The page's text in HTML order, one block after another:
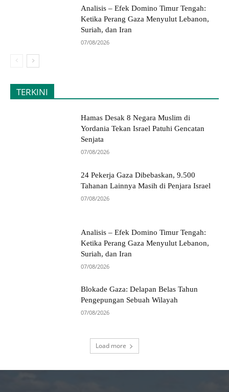
Analisis – Efek Domino Timur Tengah:
Ketika Perang Gaza Menyulut Lebanon,
Suriah, dan Iran
07/08/2026
TERKINI
Hamas Desak 8 Negara Muslim di
Yordania Tekan Israel Patuhi Gencatan
Senjata
07/08/2026
24 Pekerja Gaza Dibebaskan, 9.500
Tahanan Lainnya Masih di Penjara Israel
07/08/2026
Analisis – Efek Domino Timur Tengah:
Ketika Perang Gaza Menyulut Lebanon,
Suriah, dan Iran
07/08/2026
Blokade Gaza: Delapan Belas Tahun
Pengepungan Sebuah Wilayah
07/08/2026
Load more